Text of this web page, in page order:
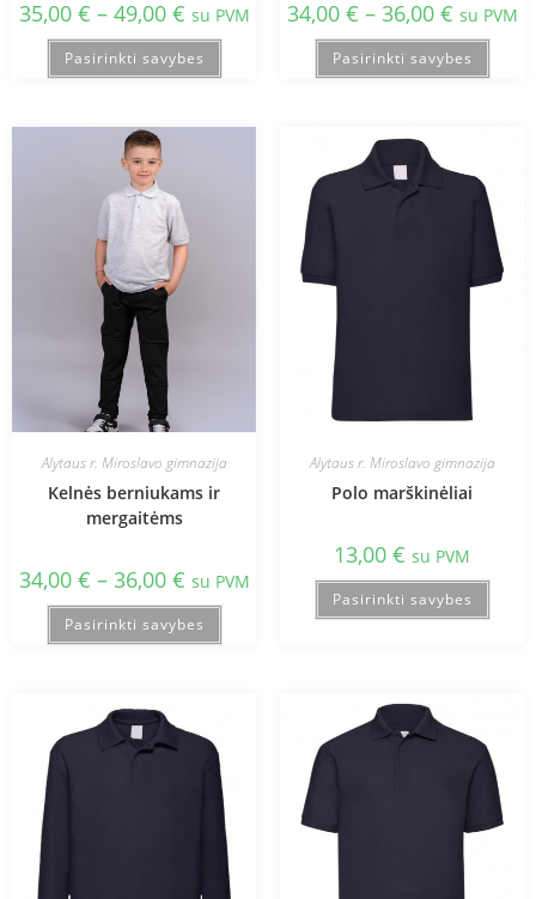
35,00 € – 49,00 € su PVM
Pasirinkti savybes
34,00 € – 36,00 € su PVM
Pasirinkti savybes
Alytaus r. Miroslavo gimnazija
Kelnės berniukams ir
mergaitėms
34,00 € – 36,00 € su PVM
Pasirinkti savybes
Alytaus r. Miroslavo gimnazija
Polo marškinėliai
13,00 € su PVM
Pasirinkti savybes